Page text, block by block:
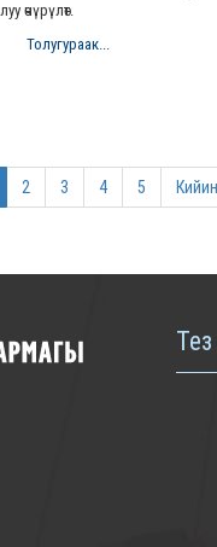
өчүрүлөт.
Толугураак...
2 3 4 5